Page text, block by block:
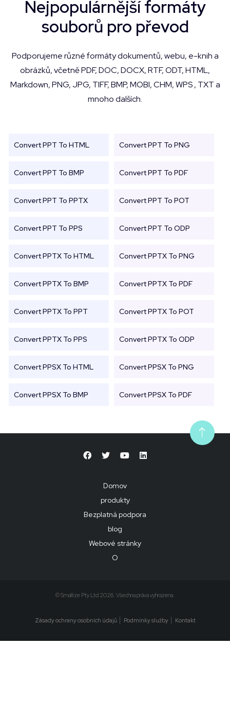
Nejpopulárnější formáty
souborů pro převod
Podporujeme různé formáty dokumentů, webu, e-knih a
obrázků, včetně PDF, DOC, DOCX, RTF, ODT, HTML,
Markdown, PNG, JPG, TIFF, BMP, MOBI, CHM, WPS , TXT a
mnoho dalších.
Convert PPT To HTML Convert PPT To PNG
Convert PPT To BMP Convert PPT To PDF
Convert PPT To PPTX Convert PPT To POT
Convert PPT To PPS Convert PPT To ODP
Convert PPTX To HTML Convert PPTX To PNG
Convert PPTX To BMP Convert PPTX To PDF
Convert PPTX To PPT Convert PPTX To POT
Convert PPTX To PPS Convert PPTX To ODP
Convert PPSX To HTML Convert PPSX To PNG
Convert PPSX To BMP Convert PPSX To PDF
Domov
produkty
Bezplatná podpora
blog
Webové stránky
O
© Smallize Pty Ltd 2026. Všechna práva vyhrazena.
Zásady ochrany osobních údajů Podmínky služby Kontakt